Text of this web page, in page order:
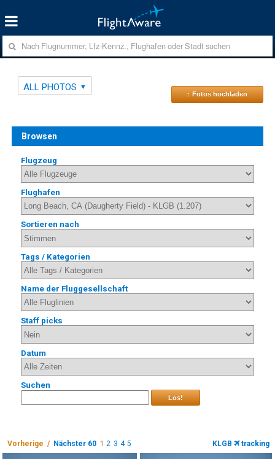
ALL PHOTOS
↑ Fotos hochladen
Browsen
Flugzeug
Flughafen
Sortieren nach
Tags / Kategorien
Name der Fluggesellschaft
Staff picks
Datum
Suchen
Los!
Vorherige / Nächster 60 1 2 3 4 5 KLGB tracking